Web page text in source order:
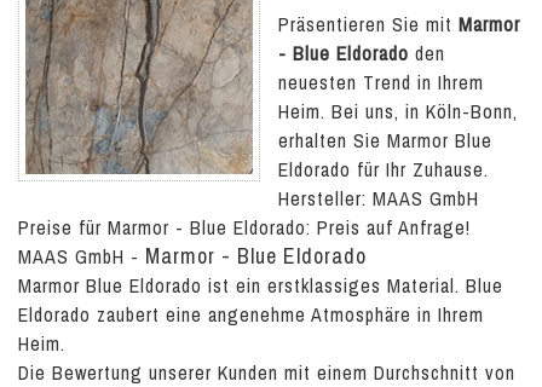
Präsentieren Sie mit Marmor
- Blue Eldorado den
neuesten Trend in Ihrem
Heim. Bei uns, in Köln-Bonn,
erhalten Sie Marmor Blue
Eldorado für Ihr Zuhause.
Hersteller: MAAS GmbH
Preise für Marmor - Blue Eldorado: Preis auf Anfrage!
MAAS GmbH - Marmor - Blue Eldorado
Marmor Blue Eldorado ist ein erstklassiges Material. Blue
Eldorado zaubert eine angenehme Atmosphäre in Ihrem
Heim.
Die Bewertung unserer Kunden mit einem Durchschnitt von